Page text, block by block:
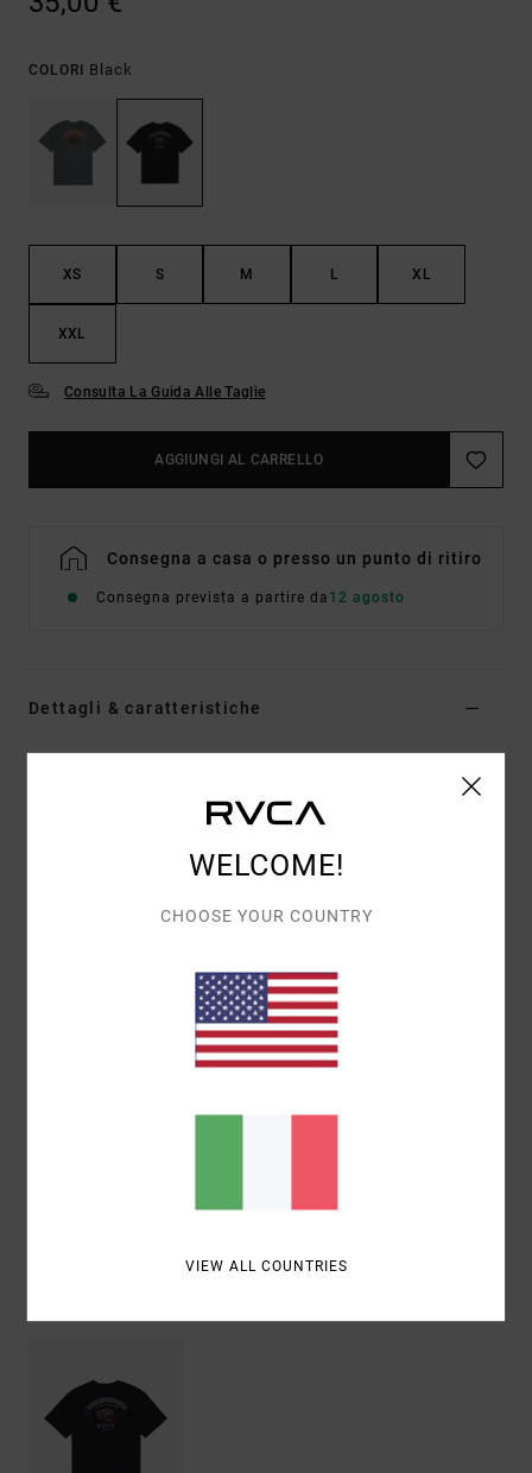
COLORI Black
XS S M L XL
XXL
Consulta La Guida Alle Taglie
AGGIUNGI AL CARRELLO
Consegna a casa o presso un punto di ritiro
Consegna prevista a partire da 12 agosto
Dettagli & caratteristiche
Codice colore
100% cotone biologico [200 g/m2]
stampa sul davanti e sul retro con dettagli
WELCOME!
CHOOSE YOUR COUNTRY
VIEW ALL COUNTRIES